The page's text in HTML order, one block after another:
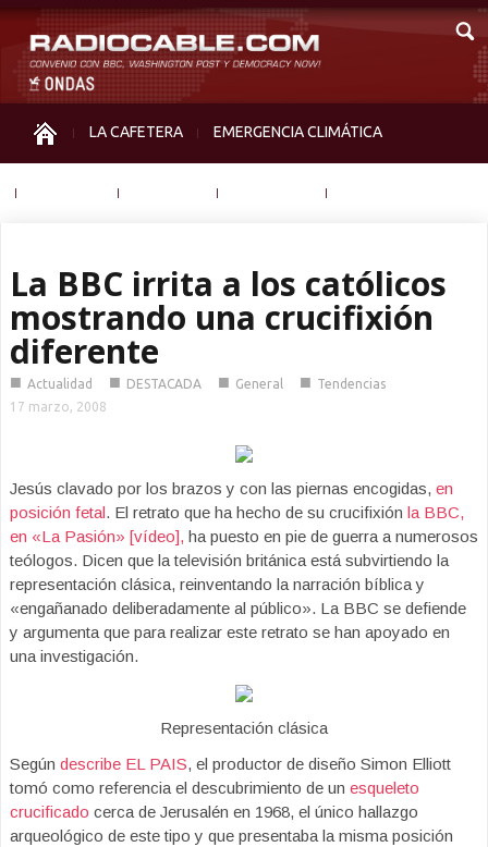
LA CAFETERA EMERGENCIA CLIMÁTICA
La BBC irrita a los católicos
mostrando una crucifixión
diferente
■ Actualidad ■ DESTACADA ■ General ■ Tendencias
17 marzo, 2008
Jesús clavado por los brazos y con las piernas encogidas, en
posición fetal. El retrato que ha hecho de su crucifixión la BBC,
en «La Pasión» [vídeo], ha puesto en pie de guerra a numerosos
teólogos. Dicen que la televisión británica está subvirtiendo la
representación clásica, reinventando la narración bíblica y
«engañanado deliberadamente al público». La BBC se defiende
y argumenta que para realizar este retrato se han apoyado en
una investigación.
Representación clásica
Según describe EL PAIS, el productor de diseño Simon Elliott
tomó como referencia el descubrimiento de un esqueleto
crucificado cerca de Jerusalén en 1968, el único hallazgo
arqueológico de este tipo y que presentaba la misma posición